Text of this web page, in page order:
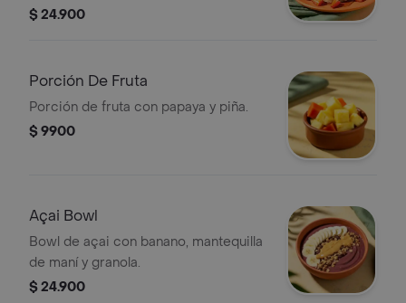
$ 24.900
Porción De Fruta
Porción de fruta con papaya y piña.
$ 9900
Açai Bowl
Bowl de açai con banano, mantequilla
de maní y granola.
$ 24.900